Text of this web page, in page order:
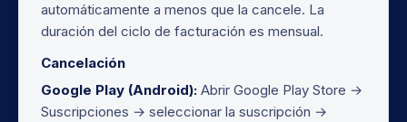
automáticamente a menos que la cancele. La
duración del ciclo de facturación es mensual.
Cancelación
Google Play (Android): Abrir Google Play Store →
Suscripciones → seleccionar la suscripción →